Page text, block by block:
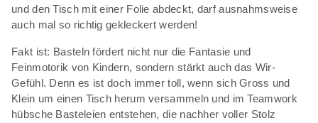
und den Tisch mit einer Folie abdeckt, darf ausnahmsweise
auch mal so richtig gekleckert werden!
Fakt ist: Basteln fördert nicht nur die Fantasie und
Feinmotorik von Kindern, sondern stärkt auch das Wir-
Gefühl. Denn es ist doch immer toll, wenn sich Gross und
Klein um einen Tisch herum versammeln und im Teamwork
hübsche Basteleien entstehen, die nachher voller Stolz